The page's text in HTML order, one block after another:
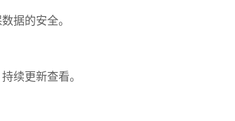
据的安全。
续更新查看。